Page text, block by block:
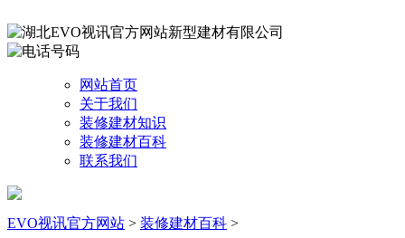
网站首页
关于我们
装修建材知识
装修建材百科
联系我们
EVO视讯官方网站 > 装修建材百科 >